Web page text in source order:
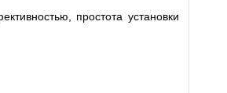
простота установки